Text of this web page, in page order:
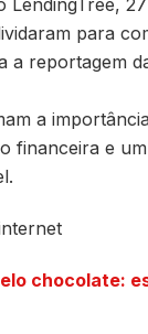
LendingTree,
para
a reportagem
a
financeira e
chocolate: